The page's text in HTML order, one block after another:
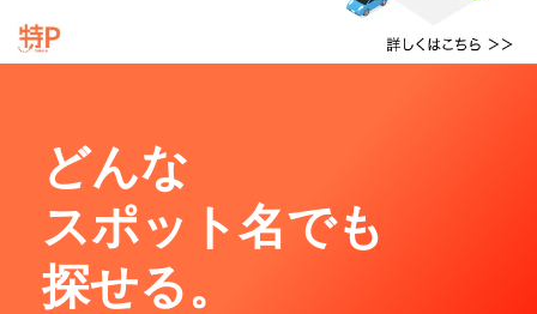
どんな
スポット名でも
探せる。